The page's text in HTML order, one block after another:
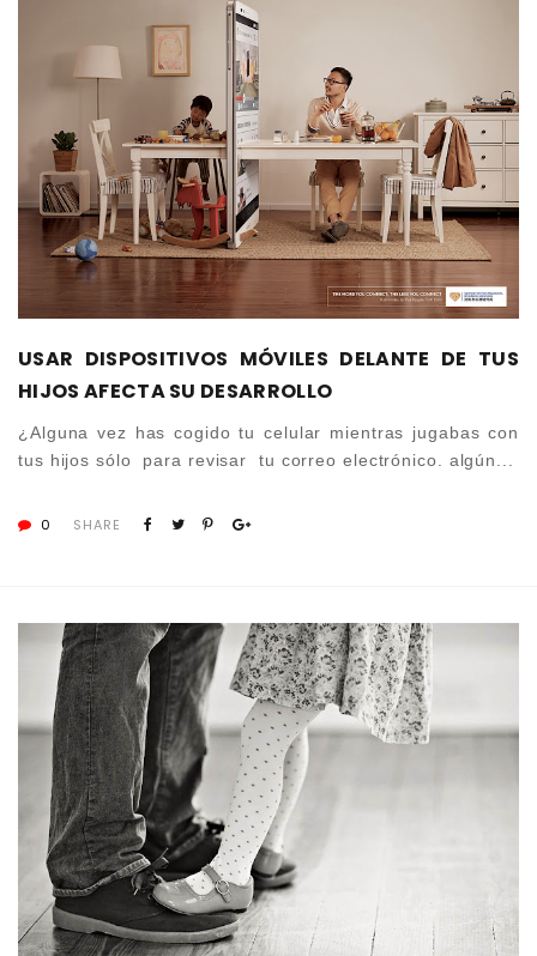
USAR DISPOSITIVOS MÓVILES DELANTE DE TUS
HIJOS AFECTA SU DESARROLLO
¿Alguna vez has cogido tu celular mientras jugabas con
tus hijos sólo para revisar tu correo electrónico. algún...
0 SHARE